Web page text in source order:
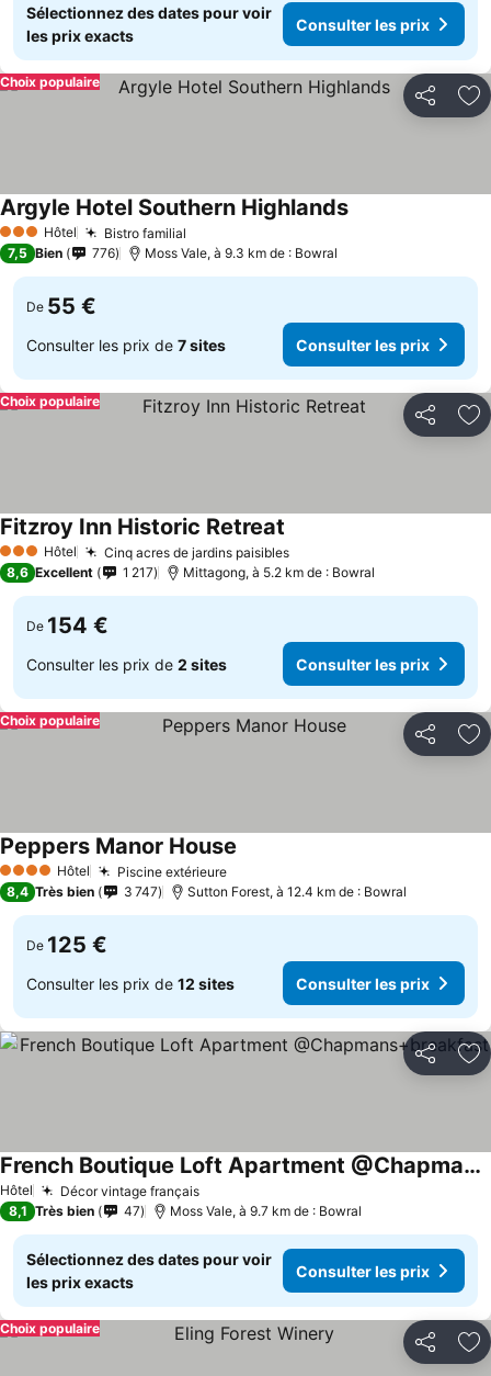
Sélectionnez des dates pour voir
les prix exacts
Consulter les prix
Partager
Choix populaire
3 ÉtoilesHôtel Bistro familial
Argyle Hotel Southern Highlands
7,5 Bien 776 Moss Vale, à 9.3 km de : Bowral
De 55 €
Consulter les prix de 7 sites Consulter les prix
Partager
Choix populaire
3 ÉtoilesHôtel Cinq acres de jardins paisibles
Fitzroy Inn Historic Retreat
8,6 Excellent 1 217 Mittagong, à 5.2 km de : Bowral
De 154 €
Consulter les prix de 2 sites Consulter les prix
Partager
Choix populaire
4 Étoiles Hôtel Piscine extérieure
Peppers Manor House
8,4 Très bien 3 747 Sutton Forest, à 12.4 km de : Bowral
De 125 €
Consulter les prix de 12 sites Consulter les prix
Partager
Hôtel Décor vintage français
French Boutique Loft Apartment @Chapmans+breakfast
8,1 Très bien 47 Moss Vale, à 9.7 km de : Bowral
Sélectionnez des dates pour voir
les prix exacts
Consulter les prix
Partager
Choix populaire